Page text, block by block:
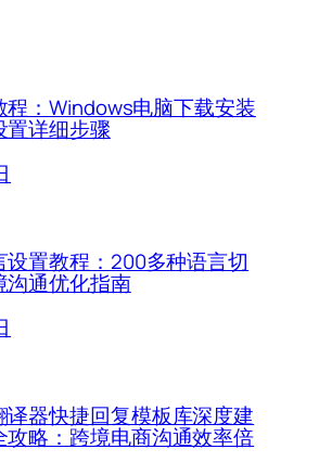
程：Windows电脑下载安装
置详细步骤
设置教程：200多种语言切
沟通优化指南
器快捷回复模板库深度建
攻略：跨境电商沟通效率倍